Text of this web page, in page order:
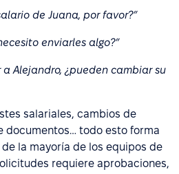
de Juana, por favor?”
enviarles algo?”
a Alejandro, ¿pueden cambiar su
salariales, cambios de
documentos… todo esto forma
la mayoría de los equipos de
requiere aprobaciones,